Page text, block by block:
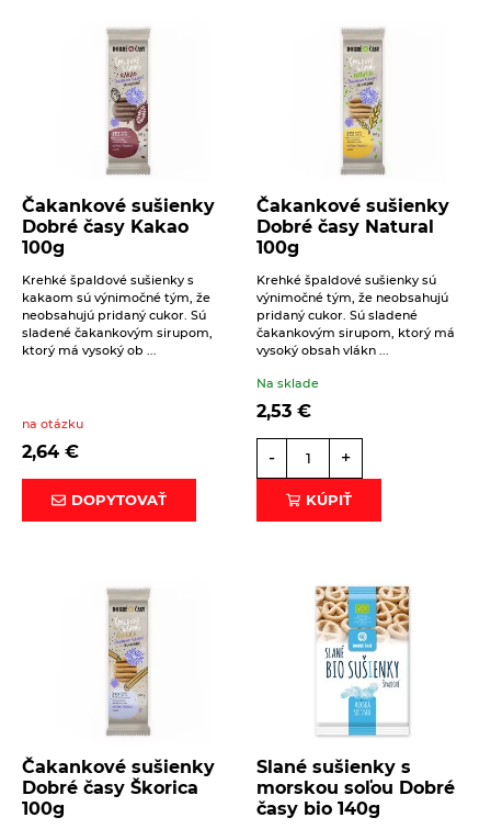
Čakankové sušienky
Dobré časy Kakao
100g
Krehké špaldové sušienky s
kakaom sú výnimočné tým, že
neobsahujú pridaný cukor. Sú
sladené čakankovým sirupom,
ktorý má vysoký ob ...
na otázku
2,64 €
DOPYTOVAŤ
Čakankové sušienky
Dobré časy Natural
100g
Krehké špaldové sušienky sú
výnimočné tým, že neobsahujú
pridaný cukor. Sú sladené
čakankovým sirupom, ktorý má
vysoký obsah vlákn ...
Na sklade
2,53 €
- +
KÚPIŤ
Čakankové sušienky
Dobré časy Škorica
100g
Slané sušienky s
morskou soľou Dobré
časy bio 140g